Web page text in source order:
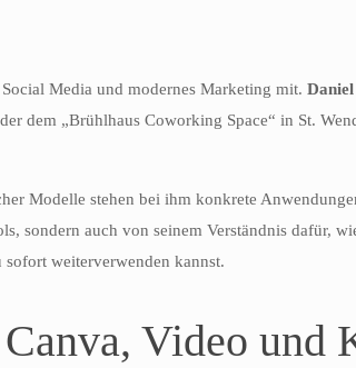
Media und modernes Marketing mit.
dem „Brühlhaus Coworking Space“ in St.
Modelle stehen bei ihm konkrete
auch von seinem Verständnis dafür,
weiterverwenden kannst.
Video und